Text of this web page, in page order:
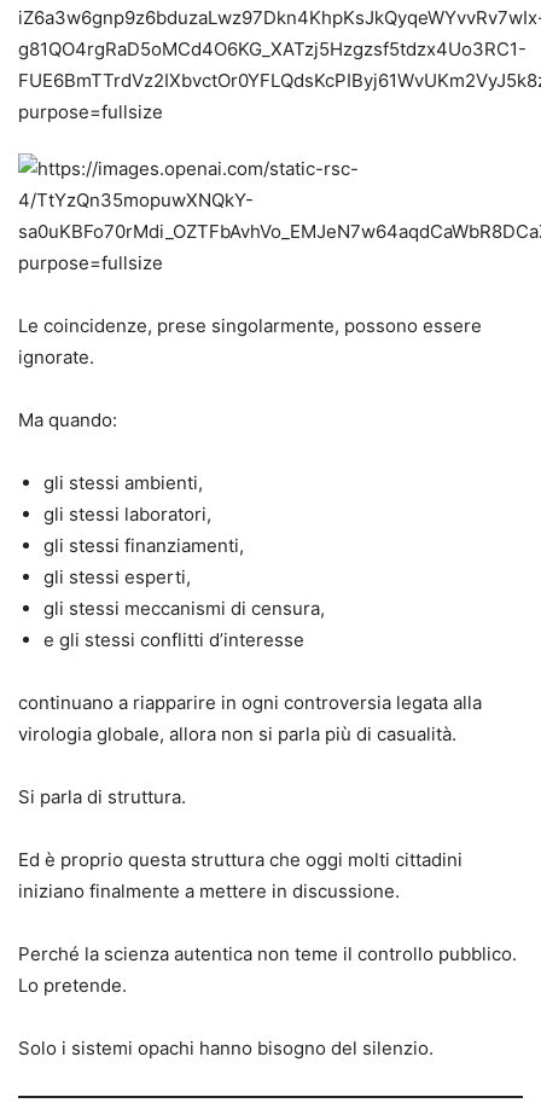
Le coincidenze, prese singolarmente, possono essere
ignorate.
Ma quando:
gli stessi ambienti,
gli stessi laboratori,
gli stessi finanziamenti,
gli stessi esperti,
gli stessi meccanismi di censura,
e gli stessi conflitti d’interesse
continuano a riapparire in ogni controversia legata alla
virologia globale, allora non si parla più di casualità.
Si parla di struttura.
Ed è proprio questa struttura che oggi molti cittadini
iniziano finalmente a mettere in discussione.
Perché la scienza autentica non teme il controllo pubblico.
Lo pretende.
Solo i sistemi opachi hanno bisogno del silenzio.